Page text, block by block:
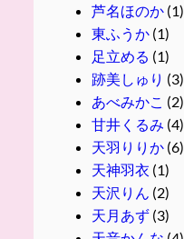
芦名ほのか(1)
東ふうか(1)
足立める (1)
跡美しゅり (3)
あべみかこ (2)
甘井くるみ (4)
天羽りりか(6)
天神羽衣 (1)
天沢りん (2)
天月あず(3)